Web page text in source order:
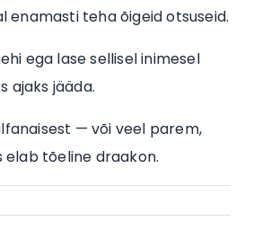
enamasti teha õigeid otsuseid.
ega lase sellisel inimesel
ajaks jääda.
— või veel parem,
elab tõeline draakon.